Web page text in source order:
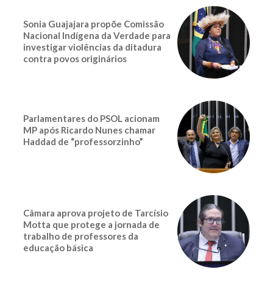
Sonia Guajajara propõe Comissão
Nacional Indígena da Verdade para
investigar violências da ditadura
contra povos originários
Parlamentares do PSOL acionam
MP após Ricardo Nunes chamar
Haddad de “professorzinho”
Câmara aprova projeto de Tarcísio
Motta que protege a jornada de
trabalho de professores da
educação básica